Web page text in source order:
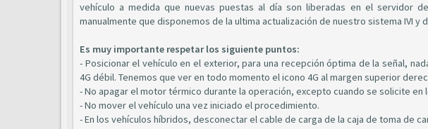
vehículo a medida que nuevas puestas al día son liberadas en el servidor
manualmente que disponemos de la ultima actualización de nuestro sistema IVI y
Es muy importante respetar los siguiente puntos:
- Posicionar el vehículo en el exterior, para una recepción óptima de la señal,
4G débil. Tenemos que ver en todo momento el icono 4G al margen superior
- No apagar el motor térmico durante la operación, excepto cuando se solicite en
- No mover el vehículo una vez iniciado el procedimiento.
- En los vehículos híbridos, desconectar el cable de carga de la caja de toma de